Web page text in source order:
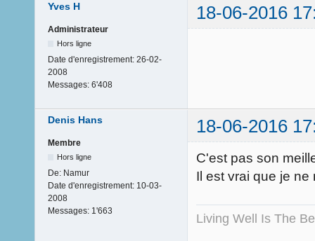
Yves H 18-06-2016
Administrateur
Hors ligne
Date d'enregistrement: 26-02-
2008
Messages: 6'408
Denis Hans 18-06-2016
Membre
Hors ligne
De: Namur
Date d'enregistrement: 10-03-
2008
Messages: 1'663
C'est pas son
Il est vrai que je
Living Well Is The